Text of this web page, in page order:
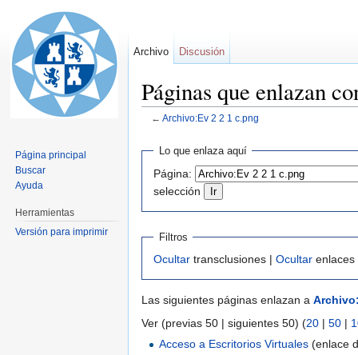
Páginas que enlazan
← Archivo:Ev 2 2 1 c.png
Lo que enlaza aquí
Página:
selección
Filtros
Ocultar transclusiones | Ocultar
Las siguientes páginas enlazan a
Ver (previas 50 | siguientes 50) (20 | 50 |
Acceso a Escritorios Virtuales (enlace
Archivo Discusión
Página principal
Buscar
Ayuda
Herramientas
Versión para imprimir